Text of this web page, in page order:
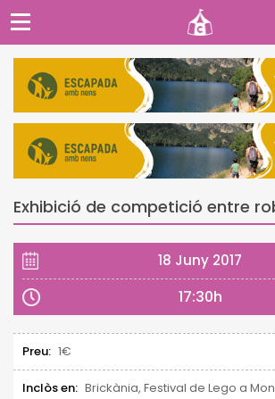
Exhibició de competició entre
18 Juny 2017
17:30h
Preu: 1€
Inclòs en: Brickània, Festival de Lego a